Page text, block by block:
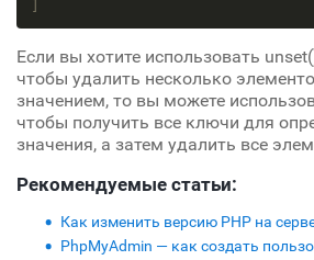
Если вы хотите использовать
чтобы удалить несколько
значением, то вы можете
чтобы получить все ключи для
значения, а затем удалить все
Рекомендуемые статьи:
Как изменить версию PHP на
PhpMyAdmin — как создать